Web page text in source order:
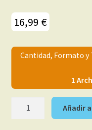
Demos
Mi cuenta
16,99 €
Cantidad, Formato y
1
Añadir